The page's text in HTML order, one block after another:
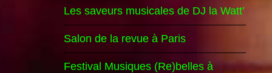
Les saveurs musicales de DJ la Watt’
Salon de la revue à Paris
Festival Musiques (Re)belles à